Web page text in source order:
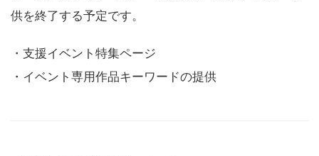
供を終了する予定です。
・支援イベント特集ページ
・イベント専用作品キーワードの提供